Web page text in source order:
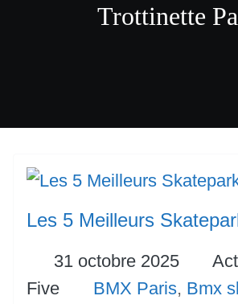
Trottinette
Les 5 Meilleurs
Posted
31 octobre 2025
Five
Tags
BMX Paris, Bmx